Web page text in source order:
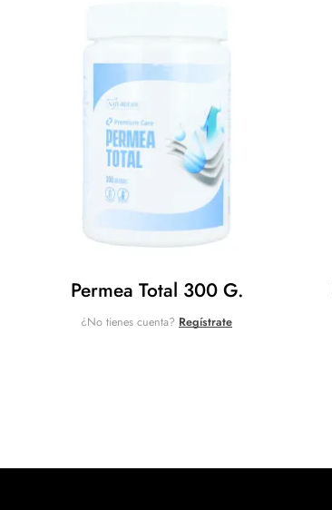
Permea Total 300 G.
¿No tienes cuenta? Regístrate